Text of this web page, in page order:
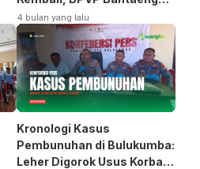
Siap Bangkitkan Jurusan
Otomotif
4 bulan yang lalu
Kronologi Kasus
Pembunuhan di Bulukumba:
Leher Digorok Usus Korban